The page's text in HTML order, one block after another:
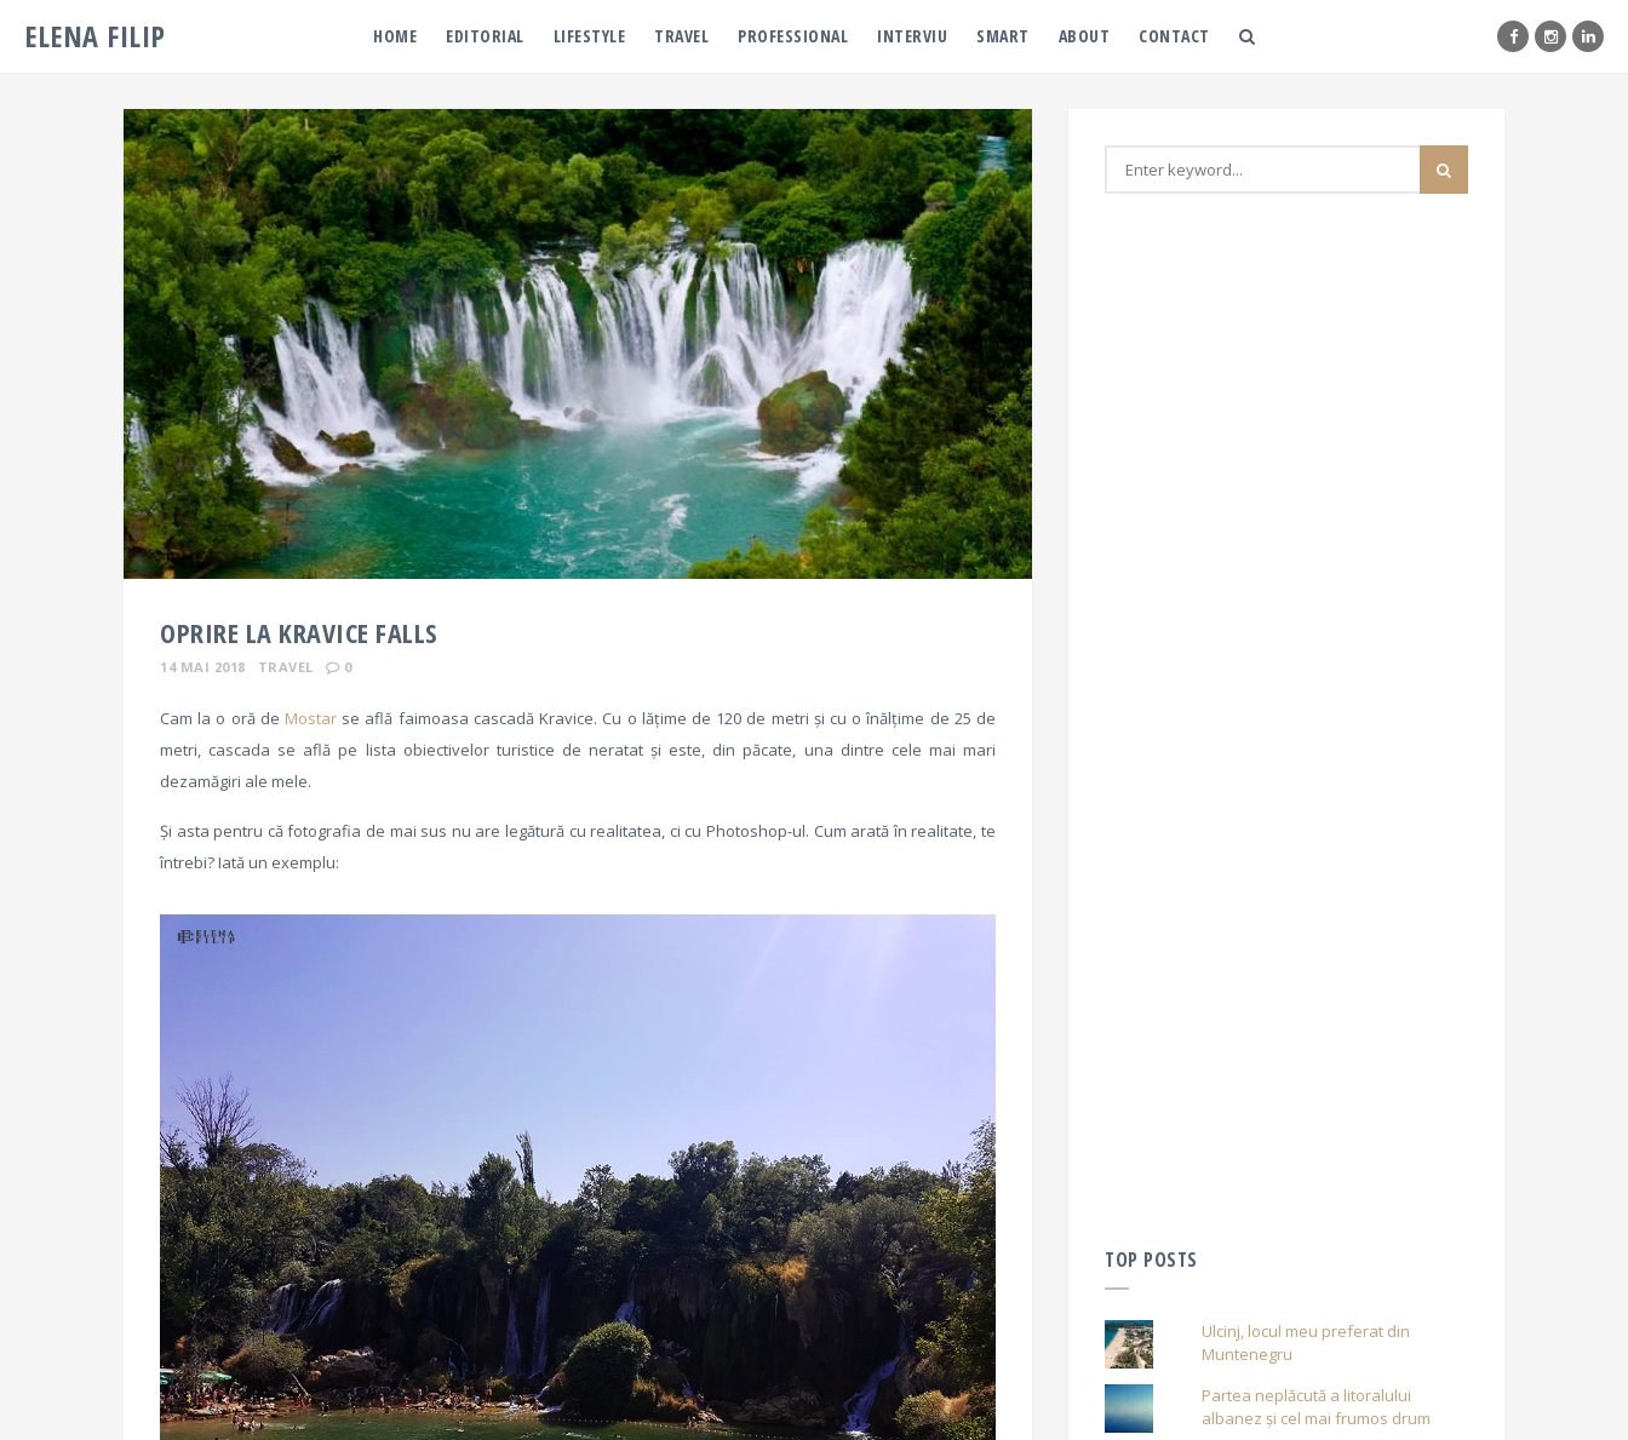
ELENA FILIP HOME EDITORIAL LIFESTYLE TRAVEL PROFESSIONAL INTERVIU SMART ABOUT CONTACT
OPRIRE LA KRAVICE FALLS
14 MAI 2018 TRAVEL 0
Cam la o oră de Mostar se află faimoasa cascadă Kravice. Cu o lățime de 120 de metri și cu o înălțime de 25 de
metri, cascada se află pe lista obiectivelor turistice de neratat și este, din păcate, una dintre cele mai mari
dezamăgiri ale mele.
Și asta pentru că fotografia de mai sus nu are legătură cu realitatea, ci cu Photoshop-ul. Cum arată în realitate, te
întrebi? Iată un exemplu:
TOP POSTS
Ulcinj, locul meu preferat din
Muntenegru
Partea neplăcută a litoralului
albanez și cel mai frumos drum